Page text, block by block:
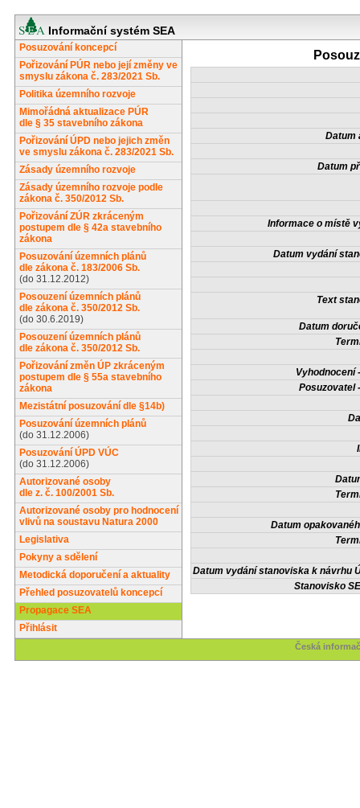
Informační systém SEA
Posuzování koncepcí
Pořizování PÚR nebo její změny ve
smyslu zákona č. 283/2021 Sb.
Politika územního rozvoje
Mimořádná aktualizace PÚR
dle § 35 stavebního zákona
Pořizování ÚPD nebo jejich změn
ve smyslu zákona č. 283/2021 Sb.
Zásady územního rozvoje
Zásady územního rozvoje podle
zákona č. 350/2012 Sb.
Pořizování ZÚR zkráceným
postupem dle § 42a stavebního
zákona
Posuzování územních plánů
dle zákona č. 183/2006 Sb.
(do 31.12.2012)
Posouzení územních plánů
dle zákona č. 350/2012 Sb.
(do 30.6.2019)
Posouzení územních plánů
dle zákona č. 350/2012 Sb.
Pořizování změn ÚP zkráceným
postupem dle § 55a stavebního
zákona
Mezistátní posuzování dle §14b)
Posuzování územních plánů
(do 31.12.2006)
Posuzování ÚPD VÚC
(do 31.12.2006)
Autorizované osoby
dle z. č. 100/2001 Sb.
Autorizované osoby pro hodnocení
vlivů na soustavu Natura 2000
Legislativa
Pokyny a sdělení
Metodická doporučení a aktuality
Přehled posuzovatelů koncepcí
Propagace SEA
Přihlásit
Datum
Datum
Informace o místě
Datum vydání
Text
Datum
Vyhodnocení
Posuzovatel
Datum
Datum vydání stanoviska k návrhu
Stanovisko
Česká